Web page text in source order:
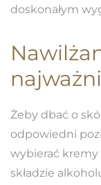
doskonałym
Żeby dbać o
odpowiedni
wybierać kremy
składzie